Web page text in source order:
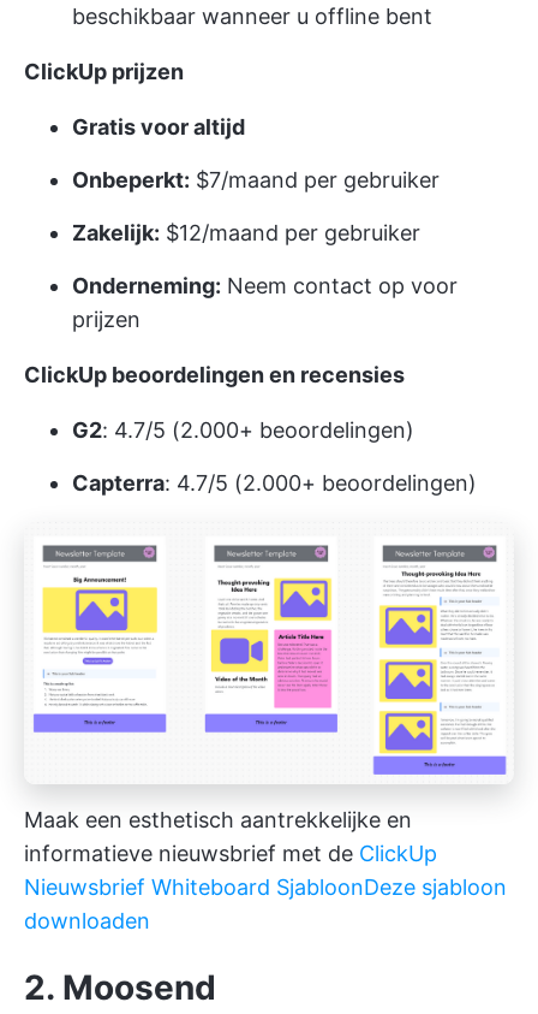
beschikbaar wanneer u offline bent
ClickUp prijzen
Gratis voor altijd
Onbeperkt: $7/maand per gebruiker
Zakelijk: $12/maand per gebruiker
Onderneming: Neem contact op voor
prijzen
ClickUp beoordelingen en recensies
G2: 4.7/5 (2.000+ beoordelingen)
Capterra: 4.7/5 (2.000+ beoordelingen)
Maak een esthetisch aantrekkelijke en
informatieve nieuwsbrief met de ClickUp
Nieuwsbrief Whiteboard SjabloonDeze sjabloon
downloaden
2. Moosend